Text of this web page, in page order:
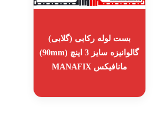
بست لوله رکابی (گلابی)
گالوانیزه سایز 3 اینچ (90mm)
مانافیکس MANAFIX